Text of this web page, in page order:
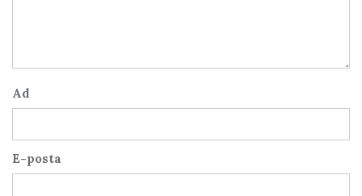
Ad
E-posta